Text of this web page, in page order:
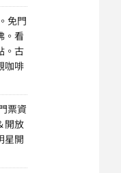
免門
。看
。古
咖啡
票資
開放
星開